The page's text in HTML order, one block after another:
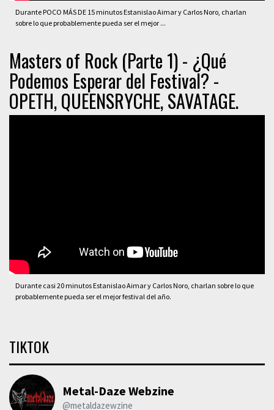
Durante POCO MÁS DE 15 minutos Estanislao Aimar y Carlos Noro, charlan
sobre lo que probablemente pueda ser el mejor ...
Masters of Rock (Parte 1) - ¿Qué
Podemos Esperar del Festival? -
OPETH, QUEENSRYCHE, SAVATAGE.
Durante casi 20 minutos Estanislao Aimar y Carlos Noro, charlan sobre lo que
probablemente pueda ser el mejor festival del año.
TIKTOK
Metal-Daze Webzine
@metaldazewzine